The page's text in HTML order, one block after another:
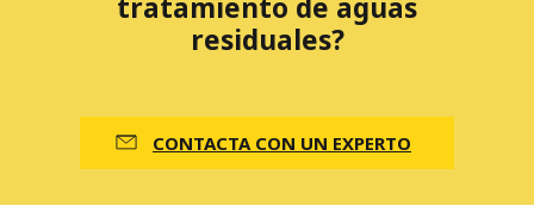
tratamiento de aguas
residuales?
CONTACTA CON UN EXPERTO